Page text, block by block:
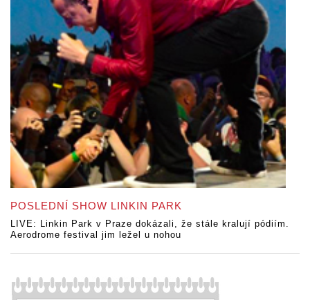
POSLEDNÍ SHOW LINKIN PARK
LIVE: Linkin Park v Praze dokázali, že stále kralují pódiím.
Aerodrome festival jim ležel u nohou